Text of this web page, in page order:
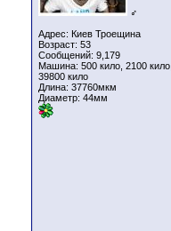
♂
Адрес: Киев Троещина
Возраст: 53
Сообщений: 9,179
Машина: 500 кило, 2100 кило,
39800 кило
Длина: 37760мкм
Диаметр: 44мм